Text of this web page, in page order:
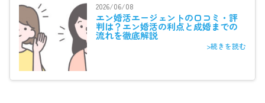
2026/06/08
エン婚活エージェントの口コミ・評
判は？エン婚活の利点と成婚までの
流れを徹底解説
>続きを読む